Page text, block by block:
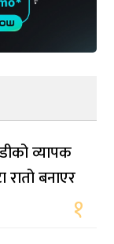
व्यापक
बनाएर
१